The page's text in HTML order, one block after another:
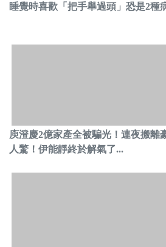
睡覺時喜歡「把手舉過頭」恐是2種
庾澄慶2億家產全被騙光！連夜搬離
人驚！伊能靜終於解氣了...